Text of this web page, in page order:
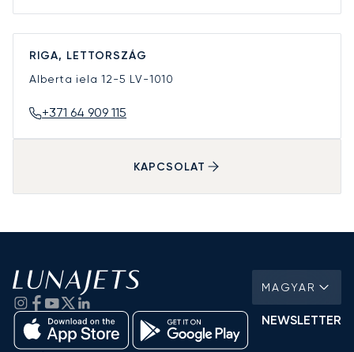
RIGA, LETTORSZÁG
Alberta iela 12-5 LV-1010
+371 64 909 115
KAPCSOLAT
MAGYAR
NEWSLETTER